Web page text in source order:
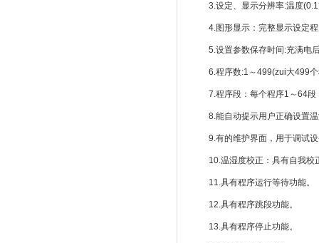
3.设定、显示分辨率:温度
4.图形显示：完整显示设定程
5.设置参数保存时间:充满电
6.程序数:1～499(zui大499个
7.程序段：每个程序1～64段
8.能自动提示用户正确设置温
9.有的维护界面，用于调试设
10.温湿度校正：具有自我校
11.具有程序运行等待功能。
12.具有程序跳段功能。
13.具有程序停止功能。